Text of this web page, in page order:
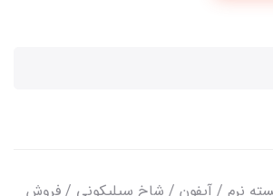
نرم / آیفون / شاخ سیلیکونی / فروش